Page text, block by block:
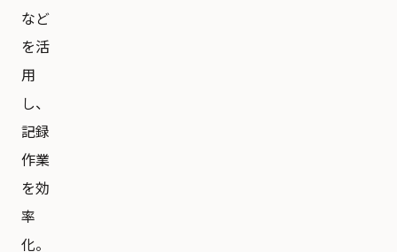
など
を活
用
し、
記録
作業
を効
率
化。